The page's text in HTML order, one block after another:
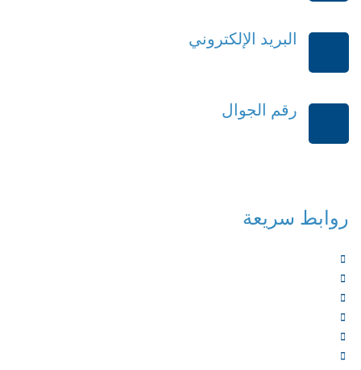
البريد الإلكتروني
رقم الجوال
روابط سريعة